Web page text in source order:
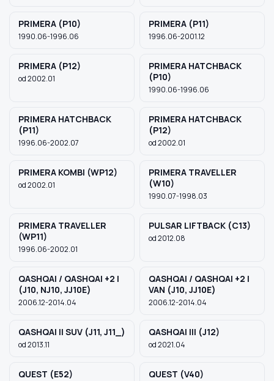
PRIMERA (P10)
1990.06-1996.06
PRIMERA (P11)
1996.06-2001.12
PRIMERA (P12)
od 2002.01
PRIMERA HATCHBACK
(P10)
1990.06-1996.06
PRIMERA HATCHBACK
(P11)
1996.06-2002.07
PRIMERA HATCHBACK
(P12)
od 2002.01
PRIMERA KOMBI (WP12)
od 2002.01
PRIMERA TRAVELLER
(W10)
1990.07-1998.03
PRIMERA TRAVELLER
(WP11)
1996.06-2002.01
PULSAR LIFTBACK (C13)
od 2012.08
QASHQAI / QASHQAI +2 I
(J10, NJ10, JJ10E)
2006.12-2014.04
QASHQAI / QASHQAI +2 I
VAN (J10, JJ10E)
2006.12-2014.04
QASHQAI II SUV (J11, J11_)
od 2013.11
QASHQAI III (J12)
od 2021.04
QUEST (E52) QUEST (V40)